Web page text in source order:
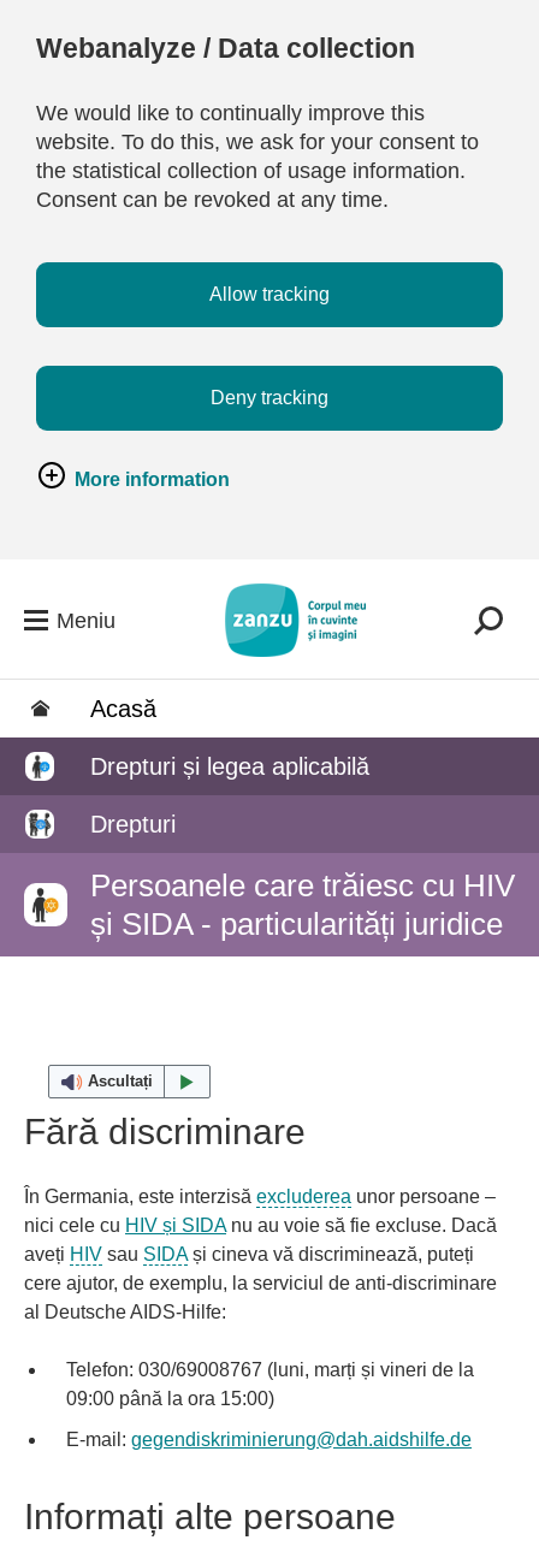
Webanalyze / Data collection
We would like to continually improve this
website. To do this, we ask for your consent to
the statistical collection of usage information.
Consent can be revoked at any time.
Allow tracking
Deny tracking
More information
Meniu
Acasă
Drepturi și legea aplicabilă
Drepturi
Persoanele care trăiesc cu HIV
și SIDA - particularități juridice
Ascultați
Fără discriminare
În Germania, este interzisă excluderea unor persoane –
nici cele cu HIV și SIDAnu au voie să fie excluse. Dacă
aveți HIV sau SIDAși cineva vă discriminează, puteți
cere ajutor, de exemplu, la serviciul de anti-discriminare
al Deutsche AIDS-Hilfe:
Telefon: 030/69008767 (luni, marți și vineri de la
09:00 până la ora 15:00)
E-mail: gegendiskriminierung@dah.aidshilfe.de
Informați alte persoane